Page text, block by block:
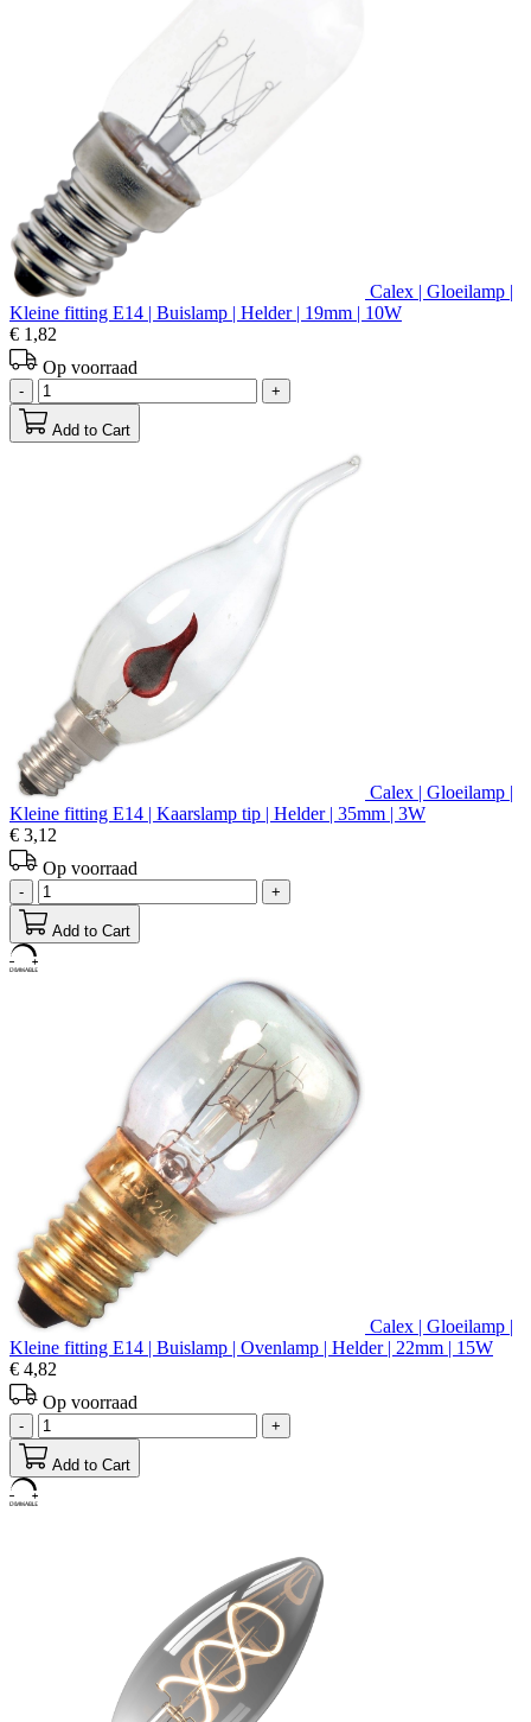
Calex | Gloeilamp |
Kleine fitting E14 | Buislamp | Helder | 19mm | 10W
€ 1,82
Op voorraad
- +
Add to Cart
Calex | Gloeilamp |
Kleine fitting E14 | Kaarslamp tip | Helder | 35mm | 3W
€ 3,12
Op voorraad
- +
Add to Cart
Calex | Gloeilamp |
Kleine fitting E14 | Buislamp | Ovenlamp | Helder | 22mm | 15W
€ 4,82
Op voorraad
- +
Add to Cart